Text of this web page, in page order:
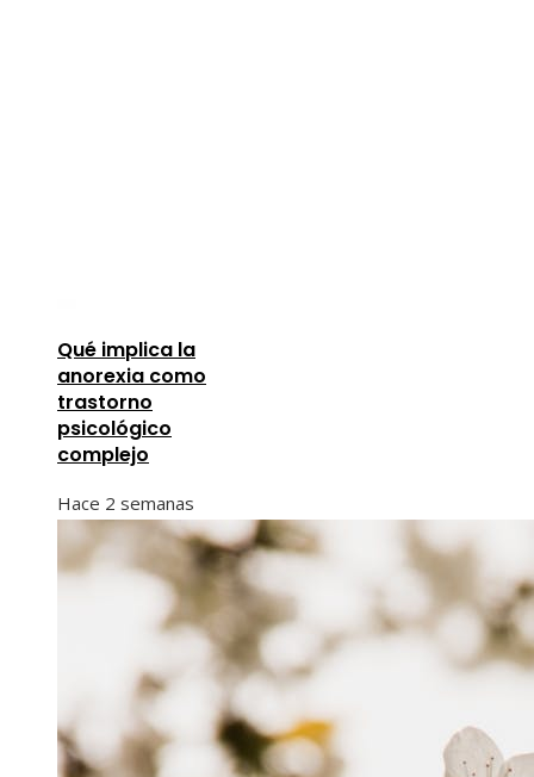
Qué implica la
anorexia como
trastorno
psicológico
complejo
Hace 2 semanas